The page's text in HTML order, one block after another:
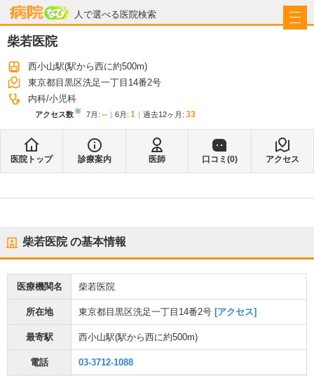
人で選べる医院検索
病院なび
柴若医院
西小山駅(駅から西に約500m)
東京都目黒区洗足一丁目14番2号
内科 小児科
アクセス数※ 7月 : -- 6月 : 1 過去12ヶ月: 33
医院トップ 診療案内 医師 口コミ(0) アクセス
柴若医院の基本情報
医療機関名 柴若医院
所在地 東京都目黒区洗足一丁目14番2号 [アクセス]
最寄駅 西小山駅(駅から西に約500m)
電話 03-3712-1088